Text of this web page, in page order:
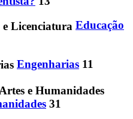
Educação
Engenharias 11
31